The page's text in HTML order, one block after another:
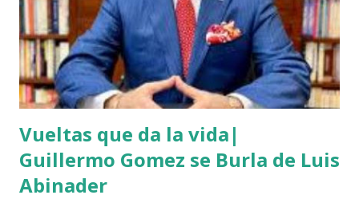
Vueltas que da la vida|
Guillermo Gomez se Burla de Luis
Abinader